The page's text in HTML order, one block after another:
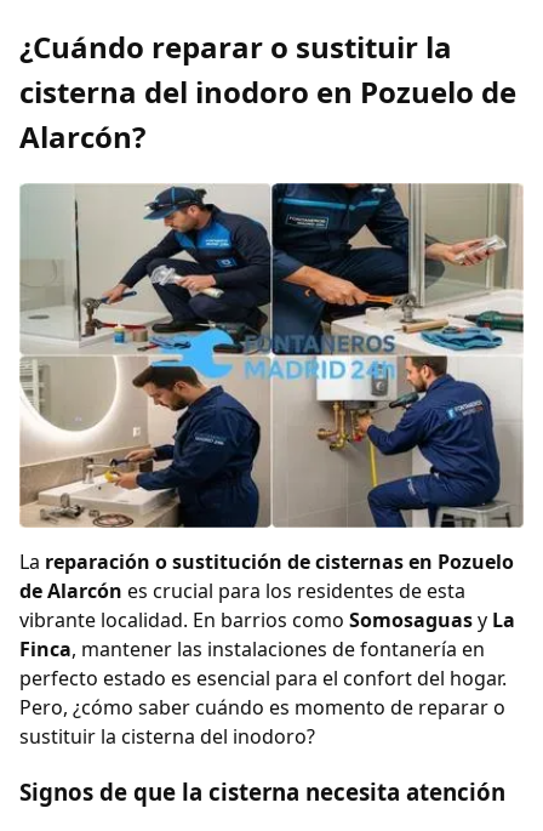
¿Cuándo reparar o sustituir la
cisterna del inodoro en Pozuelo de
Alarcón?
La reparación o sustitución de cisternas en Pozuelo
de Alarcón es crucial para los residentes de esta
vibrante localidad. En barrios como Somosaguasy La
Finca, mantener las instalaciones de fontanería en
perfecto estado es esencial para el confort del hogar.
Pero, ¿cómo saber cuándo es momento de reparar o
sustituir la cisterna del inodoro?
Signos de que la cisterna necesita atención